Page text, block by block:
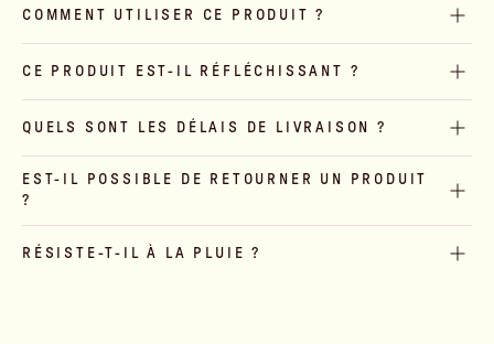
COMMENT UTILISER CE PRODUIT ?
CE PRODUIT EST-IL RÉFLÉCHISSANT ?
QUELS SONT LES DÉLAIS DE LIVRAISON ?
EST-IL POSSIBLE DE RETOURNER UN PRODUIT
?
RÉSISTE-T-IL À LA PLUIE ?